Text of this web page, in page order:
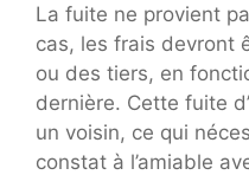
La fuite ne provient
cas, les frais devront
ou des tiers, en
dernière. Cette fuite
un voisin, ce qui
constat à l’amiable